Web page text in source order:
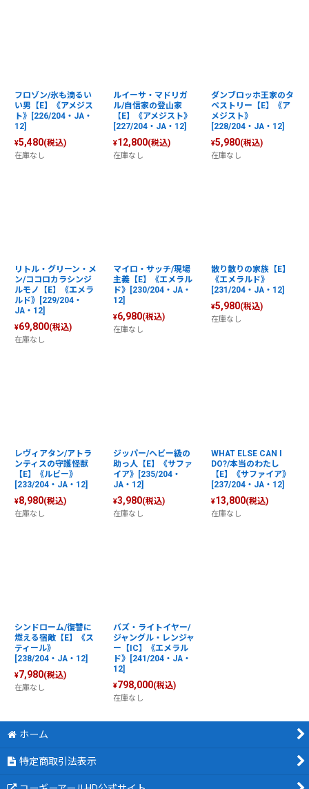
フロゾン/氷も滴るい
い男【E】《アメジス
ト》[226/204・JA・
12]
¥5,480(税込)
在庫なし
ルイーサ・マドリガ
ル/自信家の登山家
【E】《アメジスト》
[227/204・JA・12]
¥12,800(税込)
在庫なし
ダンブロッホ王家のタ
ペストリー【E】《ア
メジスト》
[228/204・JA・12]
¥5,980(税込)
在庫なし
リトル・グリーン・メ
ン/ココロカラシンジ
ルモノ【E】《エメラ
ルド》[229/204・
JA・12]
¥69,800(税込)
在庫なし
マイロ・サッチ/現場
主義【E】《エメラル
ド》[230/204・JA・
12]
¥6,980(税込)
在庫なし
散り散りの家族【E】
《エメラルド》
[231/204・JA・12]
¥5,980(税込)
在庫なし
レヴィアタン/アトラ
ンティスの守護怪獣
【E】《ルビー》
[233/204・JA・12]
¥8,980(税込)
在庫なし
ジッパー/ヘビー級の
助っ人【E】《サファ
イア》[235/204・
JA・12]
¥3,980(税込)
在庫なし
WHAT ELSE CAN I
DO?/本当のわたし
【E】《サファイア》
[237/204・JA・12]
¥13,800(税込)
在庫なし
シンドローム/復讐に
燃える宿敵【E】《ス
ティール》
[238/204・JA・12]
¥7,980(税込)
在庫なし
バズ・ライトイヤー/
ジャングル・レンジャ
ー【IC】《エメラル
ド》[241/204・JA・
12]
¥798,000(税込)
在庫なし
ホーム
特定商取引法表示